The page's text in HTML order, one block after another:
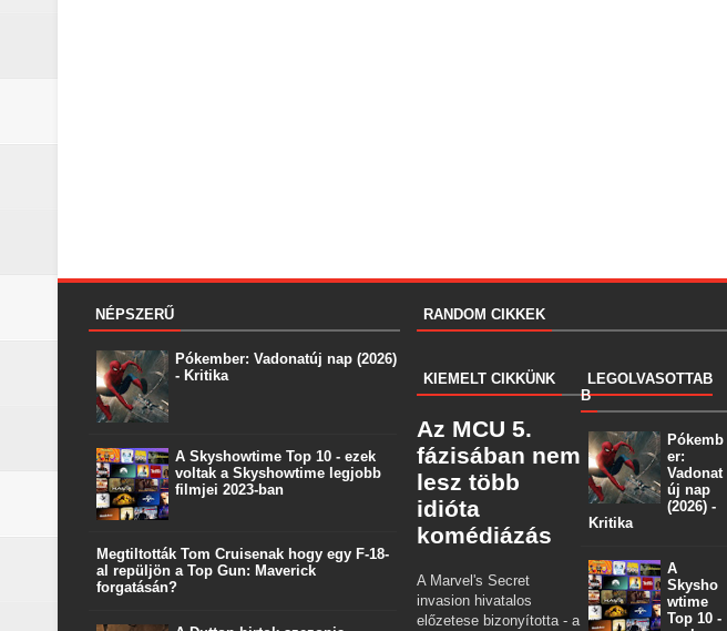
NÉPSZERŰ
Pókember: Vadonatúj nap (2026)
- Kritika
A Skyshowtime Top 10 - ezek
voltak a Skyshowtime legjobb
filmjei 2023-ban
Megtiltották Tom Cruisenak hogy egy F-18-
al repüljön a Top Gun: Maverick
forgatásán?
RANDOM CIKKEK
LEGOLVASOTTAB
B
Pókemb
er:
Vadonat
új nap
(2026) -
Kritika
A
Skysho
wtime
Top 10 -
KIEMELT CIKKÜNK
Az MCU 5.
fázisában nem
lesz több
idióta
komédiázás
A Marvel's Secret
invasion hivatalos
előzetese bizonyította - a